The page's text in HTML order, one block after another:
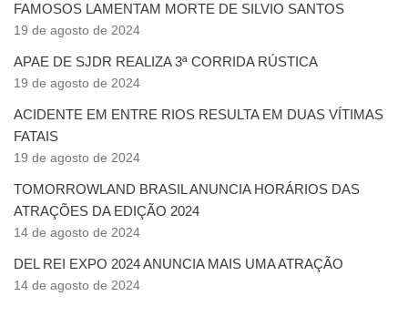
FAMOSOS LAMENTAM MORTE DE SILVIO SANTOS
19 de agosto de 2024
APAE DE SJDR REALIZA 3ª CORRIDA RÚSTICA
19 de agosto de 2024
ACIDENTE EM ENTRE RIOS RESULTA EM DUAS VÍTIMAS
FATAIS
19 de agosto de 2024
TOMORROWLAND BRASIL ANUNCIA HORÁRIOS DAS
ATRAÇÕES DA EDIÇÃO 2024
14 de agosto de 2024
DEL REI EXPO 2024 ANUNCIA MAIS UMA ATRAÇÃO
14 de agosto de 2024